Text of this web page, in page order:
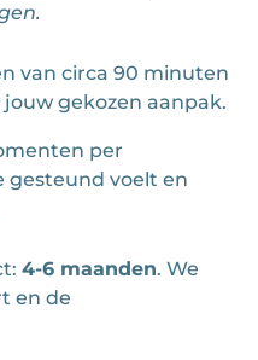
van circa 90 minuten
gekozen aanpak.
per
gesteund voelt en
4-6 maanden. We
en de